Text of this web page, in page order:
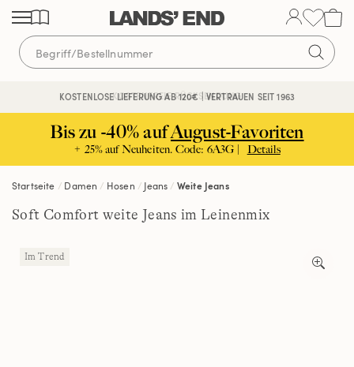
Direkt
zum
Inhalt
Direkt
zur
Navigation
Direkt
zur
Suche
KOSTENLOSE LIEFERUNG AB 120€ | VERTRAUEN SEIT 1963
KOSTENFREIE RÜCKSENDUNG
Bis zu -40% aufAugust-Favoriten
+ 25% auf Neuheiten. Code: 6A3G | Details
Startseite Damen Hosen Jeans Weite Jeans
Soft Comfort weite Jeans im Leinenmix